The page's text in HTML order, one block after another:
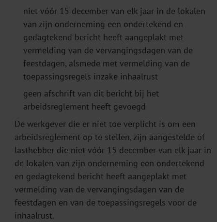
niet vóór 15 december van elk jaar in de lokalen
van zijn onderneming een ondertekend en
gedagtekend bericht heeft aangeplakt met
vermelding van de vervangingsdagen van de
feestdagen, alsmede met vermelding van de
toepassingsregels inzake inhaalrust
geen afschrift van dit bericht bij het
arbeidsreglement heeft gevoegd
De werkgever die er niet toe verplicht is om een
arbeidsreglement op te stellen, zijn aangestelde of
lasthebber die niet vóór 15 december van elk jaar in
de lokalen van zijn onderneming een ondertekend
en gedagtekend bericht heeft aangeplakt met
vermelding van de vervangingsdagen van de
feestdagen en van de toepassingsregels voor de
inhaalrust.